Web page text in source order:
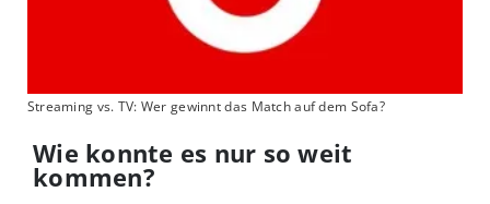
Streaming vs. TV: Wer gewinnt das Match auf dem Sofa?
Wie konnte es nur so weit
kommen?